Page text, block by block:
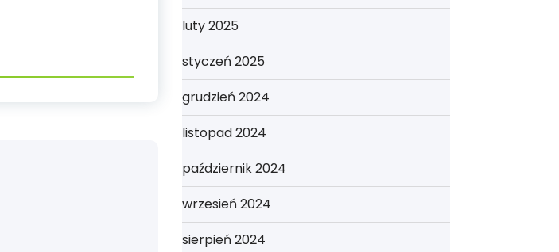
luty 2025
styczeń 2025
grudzień 2024
listopad 2024
październik 2024
wrzesień 2024
sierpień 2024